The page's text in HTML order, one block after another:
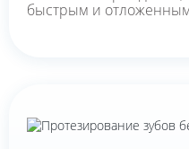
быстрым и